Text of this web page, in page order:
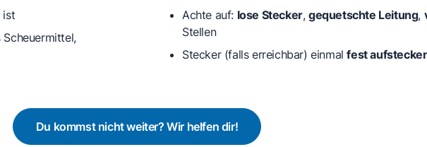
ist
Achte auf: lose Stecker,gequetschte Leitung,
Stellen
Stecker (falls erreichbar) einmalfest
Du kommst nicht weiter? Wir helfen dir!